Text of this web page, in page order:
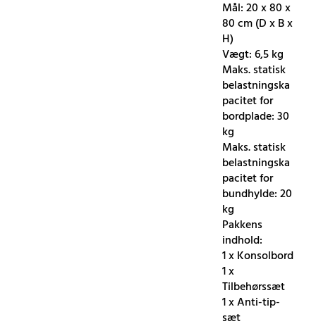
Mål: 20 x 80 x
80 cm (D x B x
H)
Vægt: 6,5 kg
Maks. statisk
belastningska
pacitet for
bordplade: 30
kg
Maks. statisk
belastningska
pacitet for
bundhylde: 20
kg
Pakkens
indhold:
1 x Konsolbord
1 x
Tilbehørssæt
1 x Anti-tip-
sæt